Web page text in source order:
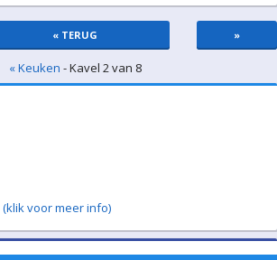
« TERUG »
« Keuken - Kavel 2 van 8
voor meer info)